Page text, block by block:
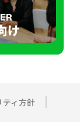
け
ティ方針